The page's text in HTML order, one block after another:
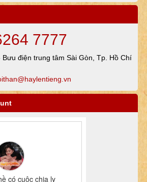
7777
Bưu điện trung tâm Sài Gòn, Tp. Hồ Chí